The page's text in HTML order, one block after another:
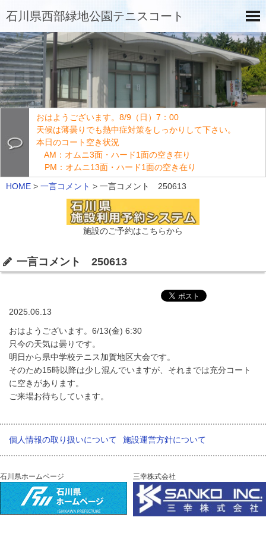
石川県西部緑地公園テニスコート
おはようございます。8/9（日）7：00
天候は薄曇りでも熱中症対策をしっかりして下さい。
本日のコート空き状況
AM：オムニ3面・ハード1面の空き在り
PM：オムニ13面・ハード1面の空き在り
HOME > 一言コメント > 一言コメント 250613
施設のご予約はこちらから
一言コメント 250613
2025.06.13
おはようございます。6/13(金) 6:30
只今の天気は曇りです。
明日から県中学校テニス加賀地区大会です。
そのため15時以降は少し混んでいますが、それまでは充分コート
に空きがあります。
ご来場お待ちしています。
個人情報の取り扱いについて 施設運営方針について
石川県ホームページ 三幸株式会社